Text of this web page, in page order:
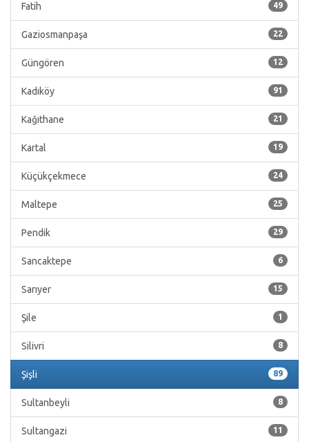
49
Fatih
22
Gaziosmanpaşa
12
Güngören
91
Kadıköy
21
Kağıthane
19
Kartal
24
Küçükçekmece
25
Maltepe
29
Pendik
6
Sancaktepe
15
Sarıyer
1
Şile
8
Silivri
89
Şişli
8
Sultanbeyli
11
Sultangazi